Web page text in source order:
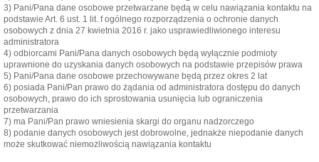
3) Pani/Pana dane osobowe przetwarzane będą w celu nawiązania kontaktu na
podstawie Art. 6 ust. 1 lit. f ogólnego rozporządzenia o ochronie danych
osobowych z dnia 27 kwietnia 2016 r. jako usprawiedliwionego interesu
administratora
4) odbiorcami Pani/Pana danych osobowych będą wyłącznie podmioty
uprawnione do uzyskania danych osobowych na podstawie przepisów prawa
5) Pani/Pana dane osobowe przechowywane będą przez okres 2 lat
6) posiada Pani/Pan prawo do żądania od administratora dostępu do danych
osobowych, prawo do ich sprostowania usunięcia lub ograniczenia
przetwarzania
7) ma Pani/Pan prawo wniesienia skargi do organu nadzorczego
8) podanie danych osobowych jest dobrowolne, jednakże niepodanie danych
może skutkować niemożliwością nawiązania kontaktu